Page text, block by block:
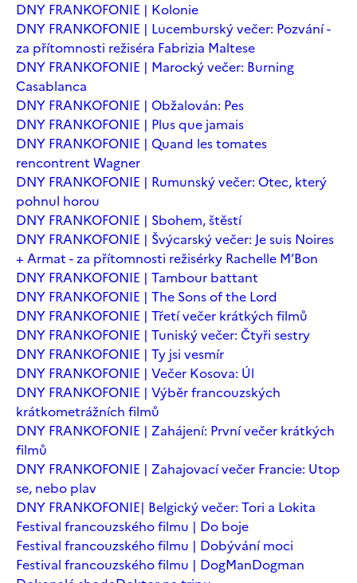
DNY FRANKOFONIE | Kolonie
DNY FRANKOFONIE | Lucemburský večer: Pozvání -
za přítomnosti režiséra Fabrizia Maltese
DNY FRANKOFONIE | Marocký večer: Burning
Casablanca
DNY FRANKOFONIE | Obžalován: Pes
DNY FRANKOFONIE | Plus que jamais
DNY FRANKOFONIE | Quand les tomates
rencontrent Wagner
DNY FRANKOFONIE | Rumunský večer: Otec, který
pohnul horou
DNY FRANKOFONIE | Sbohem, štěstí
DNY FRANKOFONIE | Švýcarský večer: Je suis Noires
+ Armat - za přítomnosti režisérky Rachelle M’Bon
DNY FRANKOFONIE | Tambour battant
DNY FRANKOFONIE | The Sons of the Lord
DNY FRANKOFONIE | Třetí večer krátkých filmů
DNY FRANKOFONIE | Tuniský večer: Čtyři sestry
DNY FRANKOFONIE | Ty jsi vesmír
DNY FRANKOFONIE | Večer Kosova: Úl
DNY FRANKOFONIE | Výběr francouzských
krátkometrážních filmů
DNY FRANKOFONIE | Zahájení: První večer krátkých
filmů
DNY FRANKOFONIE | Zahajovací večer Francie: Utop
se, nebo plav
DNY FRANKOFONIE| Belgický večer: Tori a Lokita
Festival francouzského filmu | Do boje
Festival francouzského filmu | Dobývání moci
Festival francouzského filmu | DogManDogman